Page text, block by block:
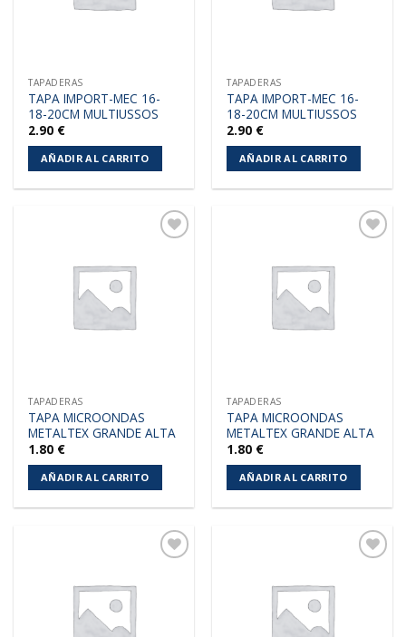
TAPADERAS
TAPA IMPORT-MEC 16-
18-20CM MULTIUSSOS
2.90 €
AÑADIR AL CARRITO
TAPADERAS
TAPA IMPORT-MEC 16-
18-20CM MULTIUSSOS
2.90 €
AÑADIR AL CARRITO
TAPADERAS
TAPA MICROONDAS
METALTEX GRANDE ALTA
1.80 €
AÑADIR AL CARRITO
TAPADERAS
TAPA MICROONDAS
METALTEX GRANDE ALTA
1.80 €
AÑADIR AL CARRITO